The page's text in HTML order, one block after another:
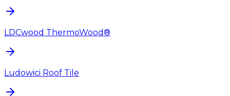
LDCwood ThermoWood®
Ludowici Roof Tile